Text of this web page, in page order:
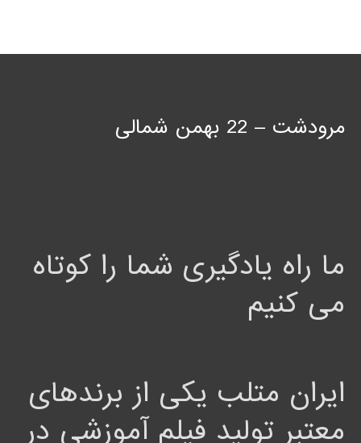
مرودشت – 22 بهمن شمالی
ما راه یادگیری شما را کوتاه
می کنیم
ایران متلب یکی از برندهای
معتبر تولید فیلم آموزشی در